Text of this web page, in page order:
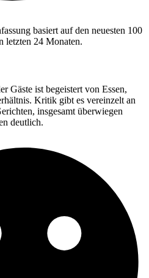
basiert auf den neuesten 100
letzten 24 Monaten.
Gäste ist begeistert von Essen,
Kritik gibt es vereinzelt an
insgesamt überwiegen
deutlich.